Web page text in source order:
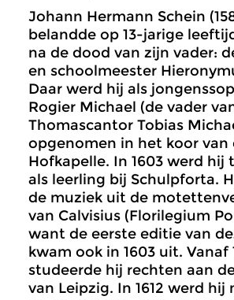
Johann Hermann Schein
belandde op 13-jarige
na de dood van zijn vader:
en schoolmeester
Daar werd hij als
Rogier Michael (de vader
Thomascantor Tobias
opgenomen in het koor van
Hofkapelle. In 1603 werd hij
als leerling bij Schulpforta.
de muziek uit de
van Calvisius (Florilegium
want de eerste editie van
kwam ook in 1603 uit. Vanaf
studeerde hij rechten aan
van Leipzig. In 1612 werd hij